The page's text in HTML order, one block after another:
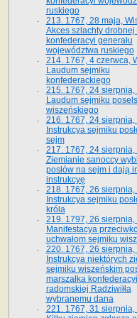
ruskiego
213. 1767, 28 maja,
Akces szlachty drobnej
konfederacyi generału
województwa ruskiego
214. 1767, 4 czerwca,
Laudum sejmiku
konfederackiego
215. 1767, 24 sierpnia,
Laudum sejmiku
wiszeńskiego
216. 1767, 24 sierpnia,
Instrukcya sejmiku
sejm
217. 1767, 24 sierpnia,
Ziemianie sanoccy
posłów na sejm i dają
instrukcyę
218. 1767, 26 sierpnia,
Instrukcya sejmiku
króla
219. 1797, 26 sierpnia,
Manifestacya
uchwałom sejmiku
220. 1767, 26 sierpnia,
Instrukcya niektórych
sejmiku wiszeńskim
marszałka konfe­deracyi
radomskiej Radziwiłła
wybranemu dana
221. 1767, 31 sierpnia,